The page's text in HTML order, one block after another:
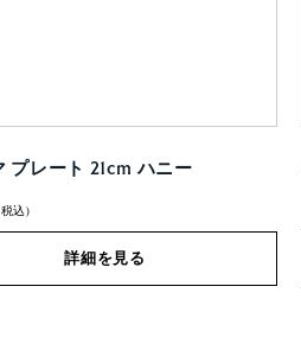
プレート 21cm ハニー
込)
詳細を見る